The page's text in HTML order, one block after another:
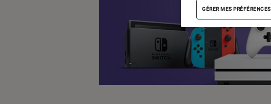
GÉRER MES PRÉFÉRENCES